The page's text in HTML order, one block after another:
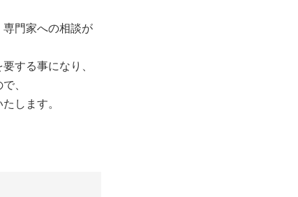
専門家への相談が
する事になり、
、
します。